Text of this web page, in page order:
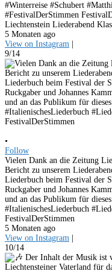
#Winterreise #Schubert
#FestivalDerStimmen
Liechtenstein Liederabend
5 Monaten ago
View on Instagram
9/14
•
Follow
Vielen Dank an die Zeitung
Bericht zu unserem
Liederbuch beim Festival der
Ruckgaber und Johannes
und an das Publikum für
#ItalienischesLiederbuch
FestivalDerStimmen
5 Monaten ago
View on Instagram
10/14